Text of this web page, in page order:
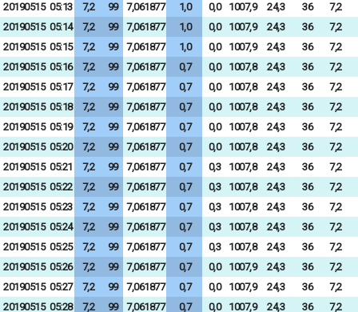
20190515 05:13 7,2 99 7,061877 1,0 0,0 1007,9 24,3 36
7,2
20190515 05:14 7,2 99 7,061877 1,0 0,0 1007,9 24,3 36
7,2
20190515 05:15 7,2 99 7,061877 1,0 0,0 1007,9 24,3 36
7,2
20190515 05:16 7,2 99 7,061877 0,7 0,0 1007,8 24,3 36
7,2
20190515 05:17 7,2 99 7,061877 0,7 0,0 1007,8 24,3 36
7,2
20190515 05:18 7,2 99 7,061877 0,7 0,0 1007,8 24,3 36
7,2
20190515 05:19 7,2 99 7,061877 0,7 0,0 1007,8 24,3 36
7,2
20190515 05:20 7,2 99 7,061877 0,7 0,0 1007,8 24,3 36
7,2
20190515 05:21 7,2 99 7,061877 0,7 0,3 1007,8 24,3 36
7,2
20190515 05:22 7,2 99 7,061877 0,7 0,3 1007,8 24,3 36
7,2
20190515 05:23 7,2 99 7,061877 0,7 0,3 1007,8 24,3 36
7,2
20190515 05:24 7,2 99 7,061877 0,7 0,3 1007,8 24,3 36
7,2
20190515 05:25 7,2 99 7,061877 0,7 0,3 1007,8 24,3 36
7,2
20190515 05:26 7,2 99 7,061877 0,7 0,0 1007,9 24,3 36
7,2
20190515 05:27 7,2 99 7,061877 0,7 0,0 1007,9 24,3 36
7,2
20190515 05:28 7,2 99 7,061877 0,7 0,0 1007,9 24,3 36
7,2